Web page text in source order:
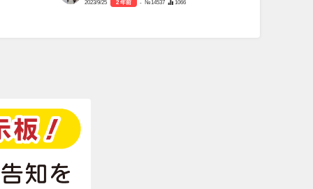
2023/9/25 2 年前 - №14537 1066